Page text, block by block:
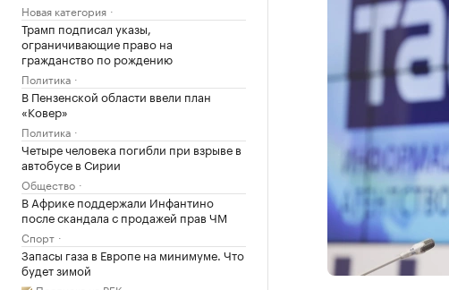
Новая категория
Трамп подписал указы,
ограничивающие право на
гражданство по рождению
Политика
В Пензенской области ввели план
«Ковер»
Политика
Четыре человека погибли при взрыве в
автобусе в Сирии
Общество
В Африке поддержали Инфантино
после скандала с продажей прав ЧМ
Спорт
Запасы газа в Европе на минимуме. Что
будет зимой